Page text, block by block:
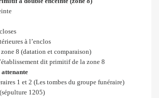
à l’enclos
8 (datation et comparaison)
dit primitif de la zone 8
1 et 2 (Les tombes du groupe funéraire)
1205)